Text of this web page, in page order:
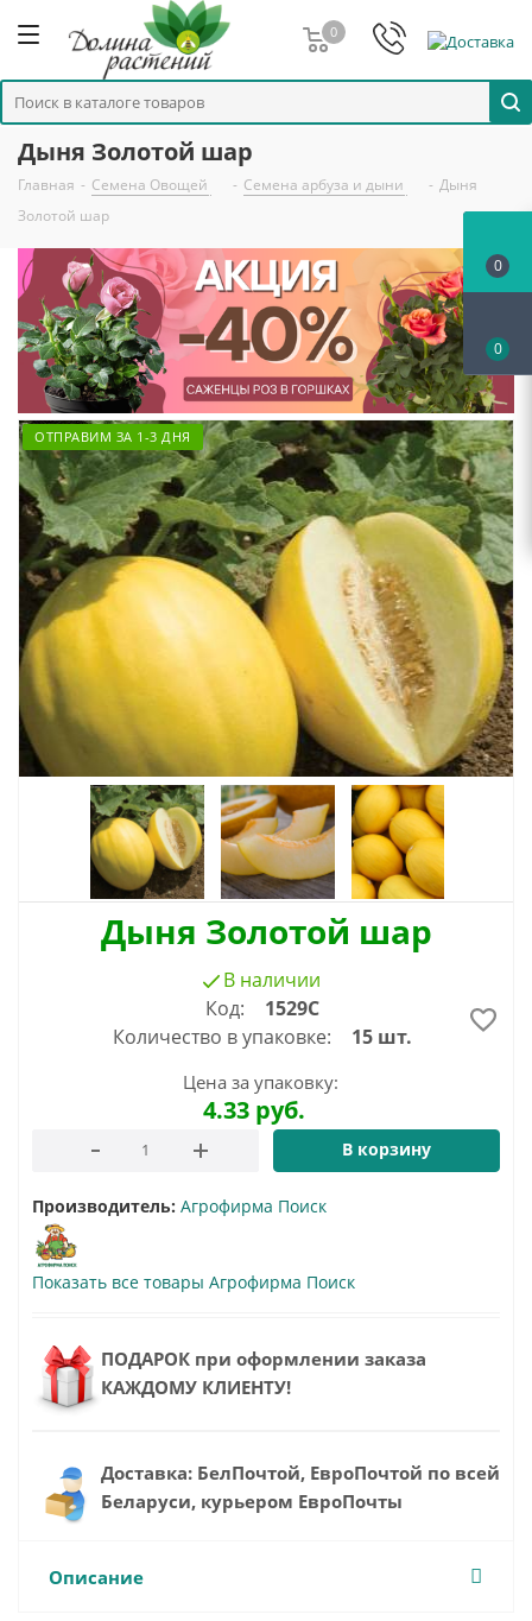
0
Дыня Золотой шар
Главная - Семена Овощей - Семена арбуза и дыни - Дыня
Золотой шар
ОТПРАВИМ ЗА 1-3 ДНЯ
Дыня Золотой шар
В наличии
Код:
1529С
Количество в упаковке:
15 шт.
Цена за упаковку:
4.33 руб.
В корзину
Производитель: Агрофирма Поиск
Показать все товары Агрофирма Поиск
ПОДАРОК при оформлении заказа
КАЖДОМУ КЛИЕНТУ!
Доставка: БелПочтой, ЕвроПочтой по всей
Беларуси, курьером ЕвроПочты
Описание
0
0